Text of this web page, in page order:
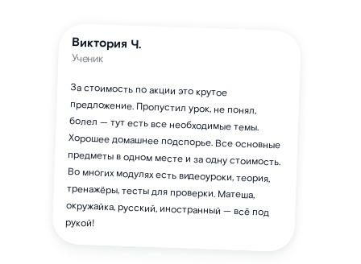
Виктория Ч.
Ученик
За стоимость по акции это крутое
предложение. Пропустил урок, не понял,
болел — тут есть все необходимые темы.
Хорошее домашнее подспорье. Все основные
предметы в одном месте и за одну стоимость.
Во многих модулях есть видеоуроки, теория,
тренажёры, тесты для проверки. Матеша,
окружайка, русский, иностранный — всё под
рукой!